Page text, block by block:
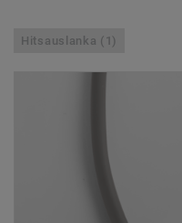
Hitsauslanka (1)